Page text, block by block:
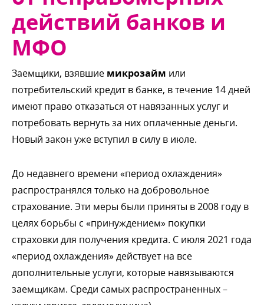
действий банков и
МФО
Заемщики, взявшие микрозайм или
потребительский кредит в банке, в течение 14 дней
имеют право отказаться от навязанных услуг и
потребовать вернуть за них оплаченные деньги.
Новый закон уже вступил в силу в июле.
До недавнего времени «период охлаждения»
распространялся только на добровольное
страхование. Эти меры были приняты в 2008 году
целях борьбы с «принуждением» покупки
страховки для получения кредита. С июля 2021 года
«период охлаждения» действует на все
дополнительные услуги, которые навязываются
заемщикам. Среди самых распространенных –